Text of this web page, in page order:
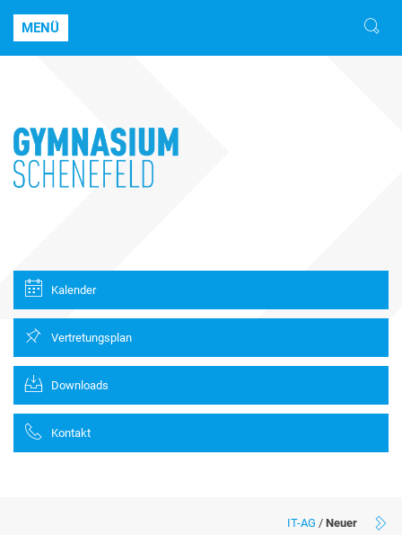
MENÜ
Kalender
Vertretungsplan
Downloads
Kontakt
IT-AG / Neuer